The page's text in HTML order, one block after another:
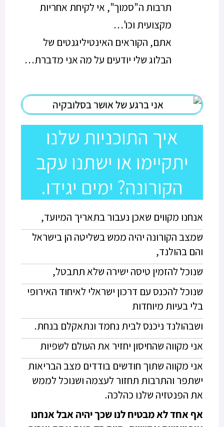
תרבות ה"סמוך", אי לקיחת אחריות
מקצועית וכו'…
אתם, הקוראים האינטיליגנטים של
הבלוג שלי יודעים על מה אני מדברת…
איך התוכניות שלנו
יתקיימו או ישתנו עקב
הקורונה? ימים יגידו.
אנחנו מקווים שאכן נעבור בתאריך המיועד,
שמצב הקורונה יהיה ממש בשליטה הן בישראל
והם בהולנד,
שנוכל להזמין טיסה ישירה שלא תתבטל,
שנוכל להכנס עם דרכון ישראלי לאיחוד האירופי
בלי בעיות מיוחדות
ושבהולנד ניכנס לבית נחמד ונתאקלם בנחת.
אני מקווה שהחיסון יחזיר את העולם לשפיות
אני מקווה שתוך חודשים בודדים מצב הבריאות
ישתפר והתרבות תחזור לעצמה ושנוכל לממש
את הפנטזיה שלנו כהלכה.
אף אחד לא מבטיח לנו שכך יהיה אבל אנחנו